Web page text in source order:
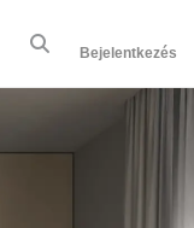
Bejelentkezés